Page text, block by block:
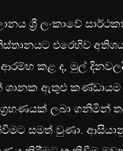
ශ්‍රී ලංකාවේ
එරෙහිව අතිශය
කළ ද, මුල්
ඇතුළු කණ්ඩායම
ලබා ගනිමින්
සමත් වුණා.